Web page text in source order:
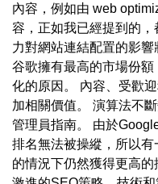
內容，例如由 web
容，正如我已經提到的
力對網站連結配置的影響
谷歌擁有最高的市場份
化的原因。 內容、受歡
加相關價值。 演算法不
管理員指南。 由於
排名無法被操縱，所以
的情況下仍然獲得更高